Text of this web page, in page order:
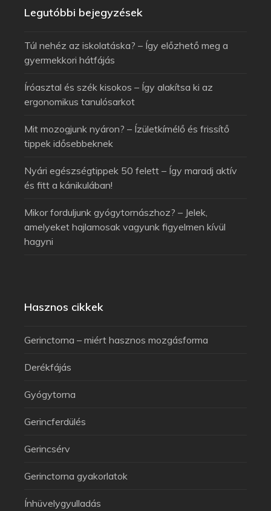
Legutóbbi bejegyzések
Túl nehéz az iskolatáska? – Így előzhető meg a
gyermekkori hátfájás
Íróasztal és szék kisokos – Így alakítsa ki az
ergonomikus tanulósarkot
Mit mozogjunk nyáron? – Ízületkímélő és frissítő
tippek idősebbeknek
Nyári egészségtippek 50 felett – Így maradj aktív
és fitt a kánikulában!
Mikor forduljunk gyógytornászhoz? – Jelek,
amelyeket hajlamosak vagyunk figyelmen kívül
hagyni
Hasznos cikkek
Gerinctorna – miért hasznos mozgásforma
Derékfájás
Gyógytorna
Gerincferdülés
Gerincsérv
Gerinctorna gyakorlatok
Ínhüvelygyulladás